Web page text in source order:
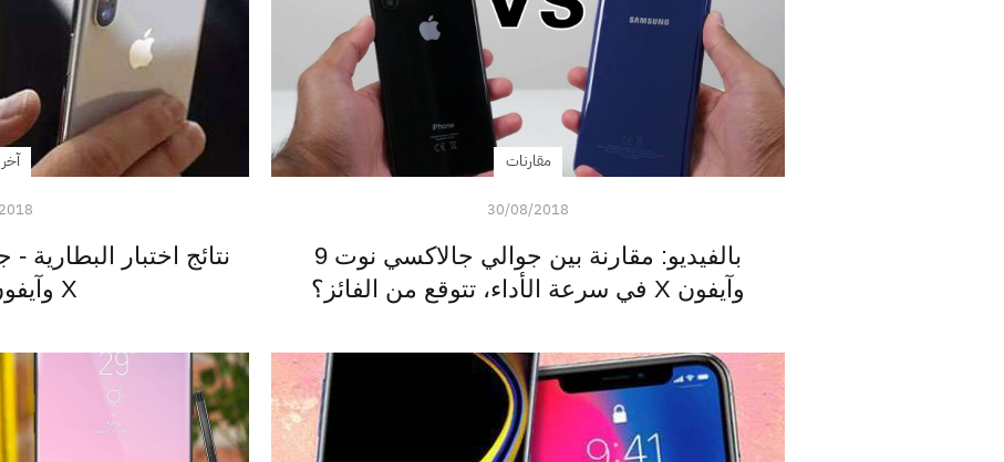
مقارنات
30/08/2018
بالفيديو: مقارنة بين جوالي جالاكسي نوت 9
وآيفون X في سرعة الأداء، تتوقع من الفائز؟
آخر
X وآيفون 8 بلس!